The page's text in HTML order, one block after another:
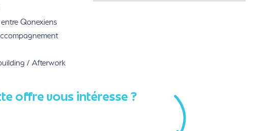
Qonexiens
/ Afterwork
offre vous intéresse ?